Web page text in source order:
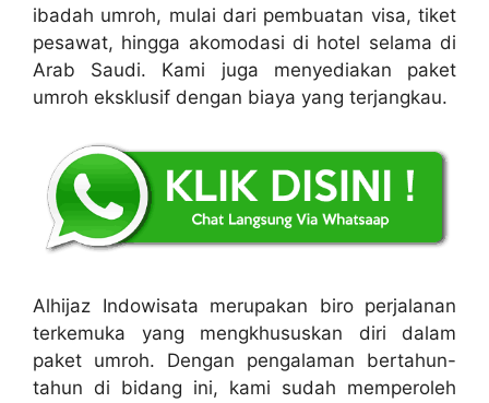
ibadah umroh, mulai dari pembuatan visa, tiket
pesawat, hingga akomodasi di hotel selama di
Arab Saudi. Kami juga menyediakan paket
umroh eksklusif dengan biaya yang terjangkau.
Alhijaz Indowisata merupakan biro perjalanan
terkemuka yang mengkhususkan diri dalam
paket umroh. Dengan pengalaman bertahun-
tahun di bidang ini, kami sudah memperoleh